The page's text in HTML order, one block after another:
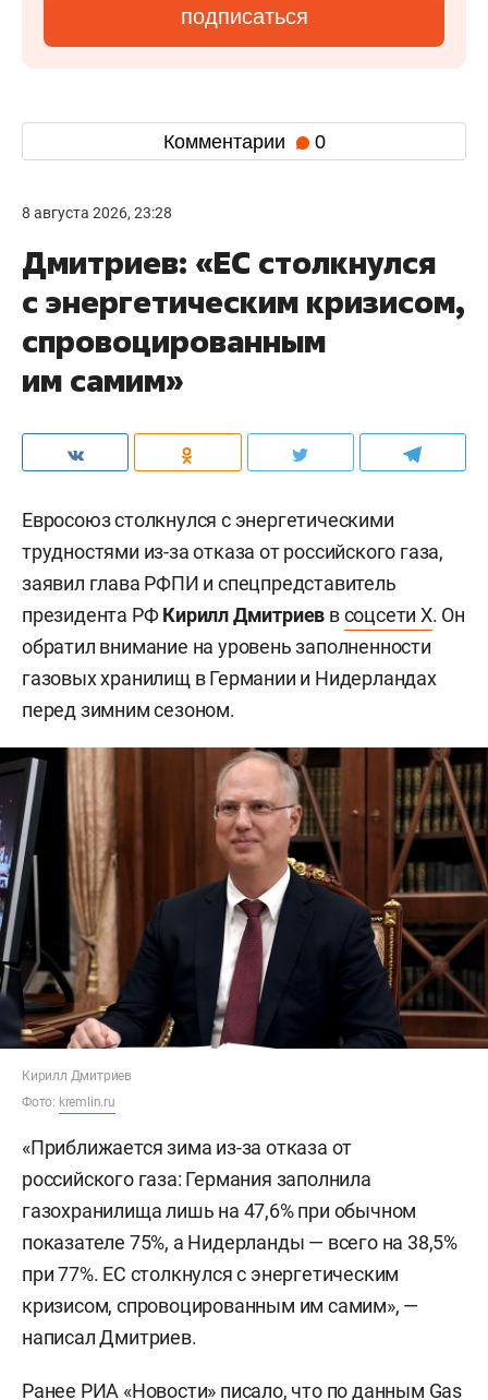
подписаться
Комментарии 0
8 августа 2026, 23:28
Дмитриев: «ЕС столкнулся
с энергетическим кризисом,
спровоцированным
им самим»
Евросоюз столкнулся с энергетическими
трудностями из-за отказа от российского газа,
заявил глава РФПИ и спецпредставитель
президента РФКирилл Дмитриев всоцсети X. Он
обратил внимание на уровень заполненности
газовых хранилищ в Германии и Нидерландах
перед зимним сезоном.
Кирилл Дмитриев
Фото: kremlin.ru
«Приближается зима из-за отказа от
российского газа: Германия заполнила
газохранилища лишь на 47,6% при обычном
показателе 75%, а Нидерланды — всего на 38,5%
при 77%. ЕС столкнулся с энергетическим
кризисом, спровоцированным им самим», —
написал Дмитриев.
Ранее РИА «Новости» писало, что по данным Gas